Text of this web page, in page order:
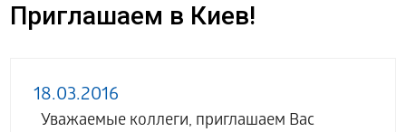
Приглашаем в Киев!
18.03.2016
Уважаемые коллеги, приглашаем Вас